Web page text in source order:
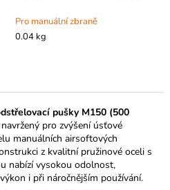
Pro manuální zbraně
0.04 kg
pušky M150 (500
pro zvýšení úsťové
manuálních airsoftových
z kvalitní pružinové oceli s
nabízí vysokou odolnost,
i při náročnějším používání.